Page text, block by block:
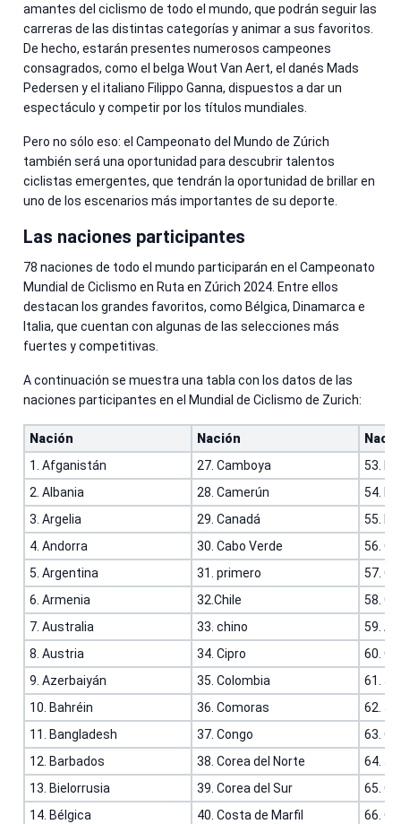
amantes del ciclismo de todo el mundo, que podrán seguir las
carreras de las distintas categorías y animar a sus favoritos.
De hecho, estarán presentes numerosos campeones
consagrados, como el belga Wout Van Aert, el danés Mads
Pedersen y el italiano Filippo Ganna, dispuestos a dar un
espectáculo y competir por los títulos mundiales.
Pero no sólo eso: el Campeonato del Mundo de Zúrich
también será una oportunidad para descubrir talentos
ciclistas emergentes, que tendrán la oportunidad de brillar en
uno de los escenarios más importantes de su deporte.
Las naciones participantes
78 naciones de todo el mundo participarán en el Campeonato
Mundial de Ciclismo en Ruta en Zúrich 2024. Entre ellos
destacan los grandes favoritos, como Bélgica, Dinamarca e
Italia, que cuentan con algunas de las selecciones más
fuertes y competitivas.
A continuación se muestra una tabla con los datos de las
naciones participantes en el Mundial de Ciclismo de Zurich:
Nación Nación
1. Afganistán
27. Camboya
53.
2. Albania
28. Camerún
54.
3. Argelia
29. Canadá
55.
4. Andorra
30. Cabo Verde
56.
5. Argentina
31. primero
57.
6. Armenia
32.Chile
58.
7. Australia
33. chino
59.
8. Austria
34. Cipro
60.
9. Azerbaiyán
35. Colombia
61.
10. Bahréin
36. Comoras
62.
11. Bangladesh
37. Congo
63.
12. Barbados
38. Corea del Norte
64.
13. Bielorrusia
39. Corea del Sur
65.
14. Bélgica
40. Costa de Marfil
66.